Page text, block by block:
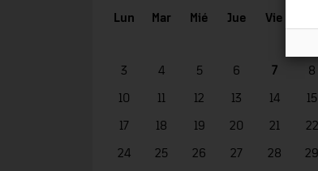
Lun Mar Mié Jue Vie
3 4 5 6 7 8
10 11 12 13 14 15
17 18 19 20 21 22
24 25 26 27 28 29